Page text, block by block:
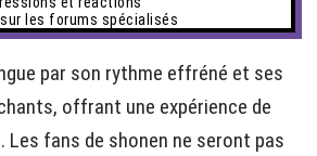
les forums spécialisés
par son rythme effréné et ses
offrant une expérience de
Les fans de shonen ne seront pas